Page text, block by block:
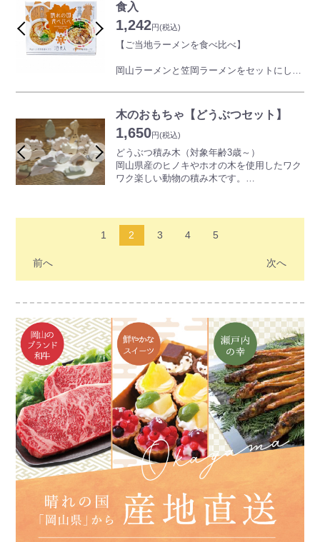
食入
1,242円(税込)
【ご当地ラーメンを食べ比べ】
岡山ラーメンと笠岡ラーメンをセットにしま
『笠岡ラーメン』
鶏ガラでとった出汁の醤油スープにストレー
ト細麺。煮鶏のチャーシューとざく切りのネ
ギにメンマでシンプルに。笠岡ならではのど
こか懐かしい一杯。
『岡山ラーメン』
山を代表する一杯。
木のおもちゃ【どうぶつセット】
1,650円(税込)
どうぶつ積み木（対象年齢3歳～）
岡山県産のヒノキやホオの木を使用したワク
ワク楽しい動物の積み木です。
【どうぶつ14種】
1 2 3 4 5
前へ 次へ